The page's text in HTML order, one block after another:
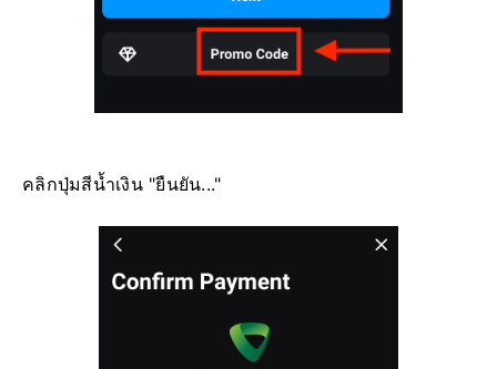
คลิกปุ่มสีน้ำเงิน "ยืนยัน..."